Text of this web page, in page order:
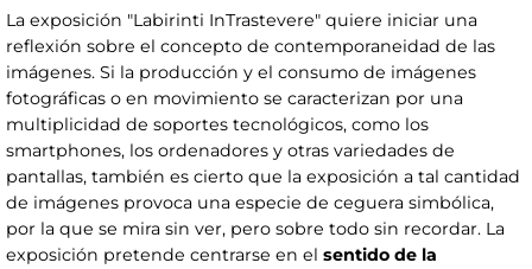
La exposición "Labirinti InTrastevere" quiere iniciar una
reflexión sobre el concepto de contemporaneidad de las
imágenes. Si la producción y el consumo de imágenes
fotográficas o en movimiento se caracterizan por una
multiplicidad de soportes tecnológicos, como los
smartphones, los ordenadores y otras variedades de
pantallas, también es cierto que la exposición a tal cantidad
de imágenes provoca una especie de ceguera simbólica,
por la que se mira sin ver, pero sobre todo sin recordar. La
exposición pretende centrarse en el sentido de la